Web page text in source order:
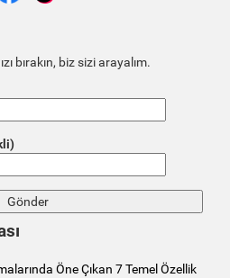
bırakın, biz sizi arayalım.
Öne Çıkan 7 Temel Özellik